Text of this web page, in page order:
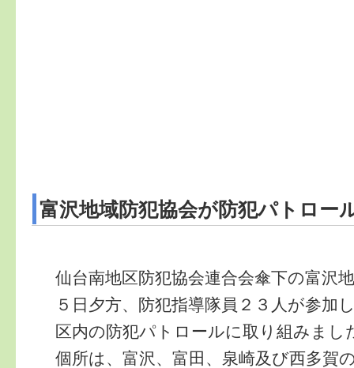
富沢地域防犯協会が防犯パトロー
仙台南地区防犯協会連合会傘下の富沢
５日夕方、防犯指導隊員２３人が参加
区内の防犯パトロールに取り組みまし
個所は、富沢、富田、泉崎及び西多賀